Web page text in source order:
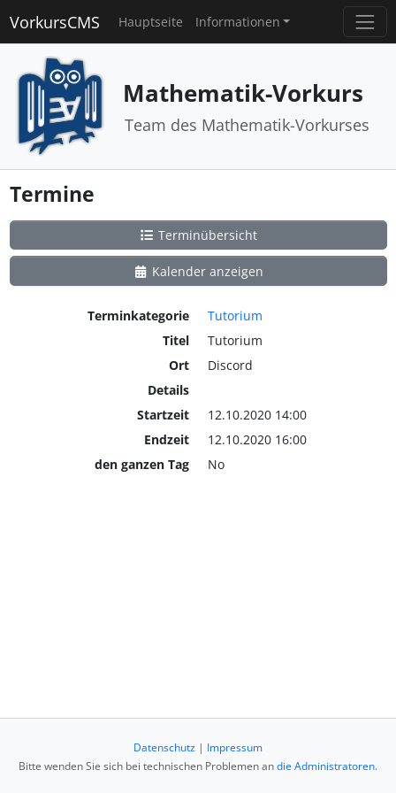
VorkursCMS Hauptseite Informationen
Mathematik-Vorkurs
Team des Mathematik-Vorkurses
Termine
Terminübersicht
Kalender anzeigen
Terminkategorie
Tutorium
Titel
Tutorium
Ort
Discord
Details
Startzeit
12.10.2020 14:00
Endzeit
12.10.2020 16:00
den ganzen Tag
No
Datenschutz | Impressum
Bitte wenden Sie sich bei technischen Problemen andie Administratoren.